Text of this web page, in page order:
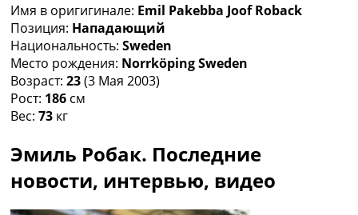
Другие Турниры >>>
Таблицы
Таблицы групп Чемпионата Мира
Украина. Премьер-Лига
Украина. Первая Лига
Лига Чемпионов. Таблицы групп
Все таблицы >>>
Рейтинг стран УЕФА
Рейтинг клубов УЕФА
Имя в оригигинале: Emil Pakebba Joof Roback
Позиция: Нападающий
Национальность: Sweden
Место рождения: Norrköping Sweden
Возраст: 23(3 Мая 2003)
Рост: 186 см
Вес: 73 кг
Эмиль Робак. Последние
новости, интервью, видео